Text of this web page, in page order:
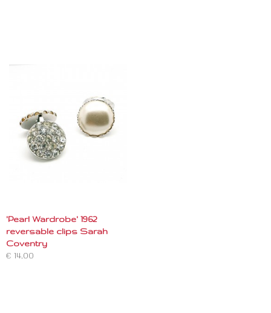
'Pearl Wardrobe' 1962
reversable clips Sarah
Coventry
€ 14,00